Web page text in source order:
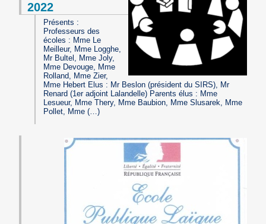
2022
Présents :
Professeurs des
écoles : Mme Le
Meilleur, Mme Logghe,
Mr Bultel, Mme Joly,
Mme Devouge, Mme
Rolland, Mme Zier,
Mme Hebert Elus : Mr Beslon (président du SIRS), Mr
Renard (1er adjoint Lalandelle) Parents élus : Mme
Lesueur, Mme Thery, Mme Baubion, Mme Slusarek, Mme
Pollet, Mme (…)